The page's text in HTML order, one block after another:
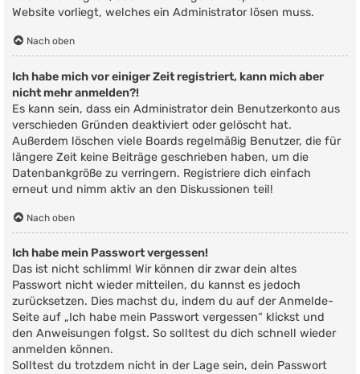
Website vorliegt, welches ein Administrator lösen muss.
Nach oben
Ich habe mich vor einiger Zeit registriert, kann mich aber
nicht mehr anmelden?!
Es kann sein, dass ein Administrator dein Benutzerkonto aus
verschieden Gründen deaktiviert oder gelöscht hat.
Außerdem löschen viele Boards regelmäßig Benutzer, die für
längere Zeit keine Beiträge geschrieben haben, um die
Datenbankgröße zu verringern. Registriere dich einfach
erneut und nimm aktiv an den Diskussionen teil!
Nach oben
Ich habe mein Passwort vergessen!
Das ist nicht schlimm! Wir können dir zwar dein altes
Passwort nicht wieder mitteilen, du kannst es jedoch
zurücksetzen. Dies machst du, indem du auf der Anmelde-
Seite auf „Ich habe mein Passwort vergessen“ klickst und
den Anweisungen folgst. So solltest du dich schnell wieder
anmelden können.
Solltest du trotzdem nicht in der Lage sein, dein Passwort